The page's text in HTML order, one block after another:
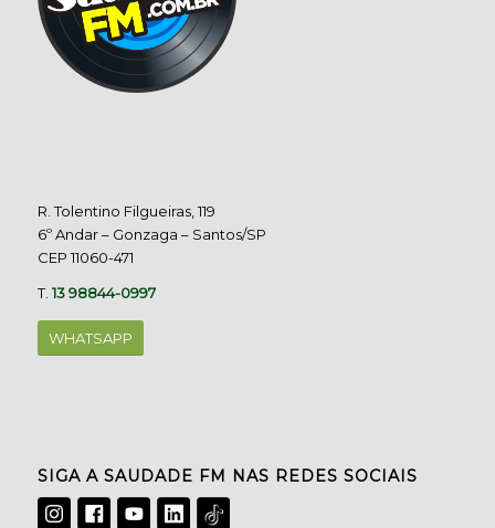
R. Tolentino Filgueiras, 119
6º Andar – Gonzaga – Santos/SP
CEP 11060-471
T.13 98844-0997
WHATSAPP
SIGA A SAUDADE FM NAS REDES SOCIAIS